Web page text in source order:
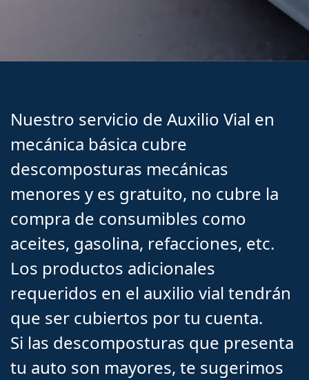
Nuestro servicio de Auxilio Vial en
mecánica básica cubre
descomposturas mecánicas
menores y es gratuito, no cubre la
compra de consumibles como
aceites, gasolina, refacciones, etc.
Los productos adicionales
requeridos en el auxilio vial tendrán
que ser cubiertos por tu cuenta.
Si las descomposturas que presenta
tu auto son mayores, te sugerimos